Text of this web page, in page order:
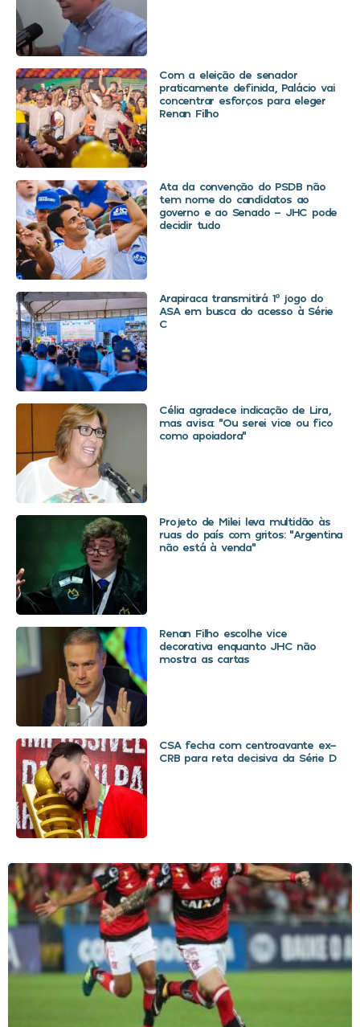
Com a eleição de senador
praticamente definida, Palácio vai
concentrar esforços para eleger
Renan Filho
Ata da convenção do PSDB não
tem nome do candidatos ao
governo e ao Senado – JHC pode
decidir tudo
Arapiraca transmitirá 1º jogo do
ASA em busca do acesso à Série
C
Célia agradece indicação de Lira,
mas avisa: “Ou serei vice ou fico
como apoiadora”
Projeto de Milei leva multidão às
ruas do país com gritos: “Argentina
não está à venda”
Renan Filho escolhe vice
decorativa enquanto JHC não
mostra as cartas
CSA fecha com centroavante ex-
CRB para reta decisiva da Série D